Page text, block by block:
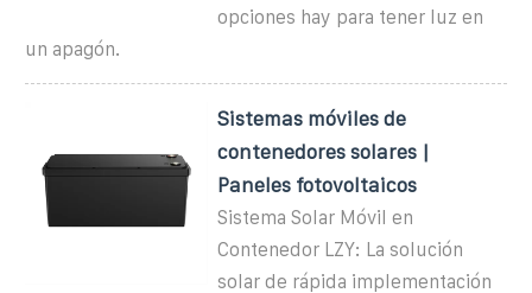
opciones hay para tener luz en
un apagón.
Sistemas móviles de
contenedores solares |
Paneles fotovoltaicos
Sistema Solar Móvil en
Contenedor LZY: La solución
solar de rápida implementación